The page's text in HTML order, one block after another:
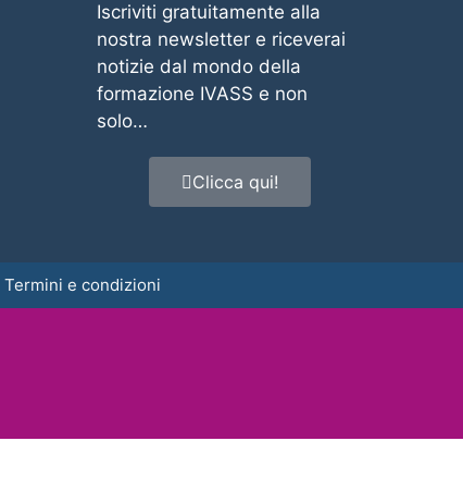
Iscriviti gratuitamente alla
nostra newsletter e riceverai
notizie dal mondo della
formazione IVASS e non
solo…
Clicca qui!
Termini e condizioni